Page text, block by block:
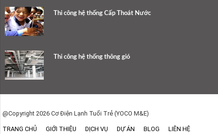
Thi công hệ thống Cấp Thoát Nước
Thi công hệ thống thông gió
@Copyright 2026 Cơ Điện Lạnh Tuổi Trẻ (YOCO M&E)
TRANG CHỦ GIỚI THIỆU DỊCH VỤ DỰ ÁN BLOG LIÊN HỆ